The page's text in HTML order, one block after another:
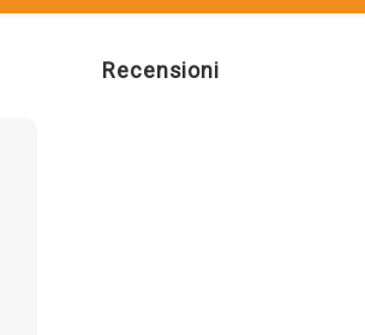
Recensioni